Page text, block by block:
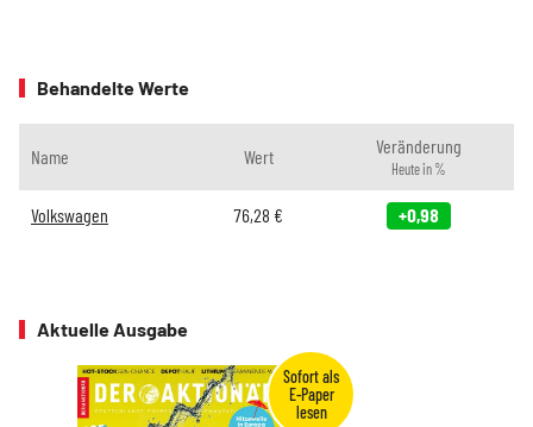
Behandelte Werte
Name Wert Veränderung
Heute in %
Volkswagen 76,28 € +0,98
Aktuelle Ausgabe